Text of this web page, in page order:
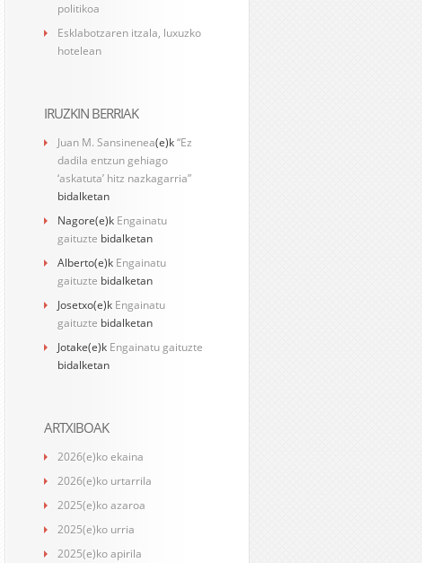
politikoa
Esklabotzaren itzala, luxuzko
hotelean
IRUZKIN BERRIAK
Juan M. Sansinenea(e)k“Ez
dadila entzun gehiago
‘askatuta’ hitz nazkagarria”
bidalketan
Nagore(e)k Engainatu
gaituzte bidalketan
Alberto(e)k Engainatu
gaituzte bidalketan
Josetxo(e)k Engainatu
gaituzte bidalketan
Jotake(e)k Engainatu gaituzte
bidalketan
ARTXIBOAK
2026(e)ko ekaina
2026(e)ko urtarrila
2025(e)ko azaroa
2025(e)ko urria
2025(e)ko apirila